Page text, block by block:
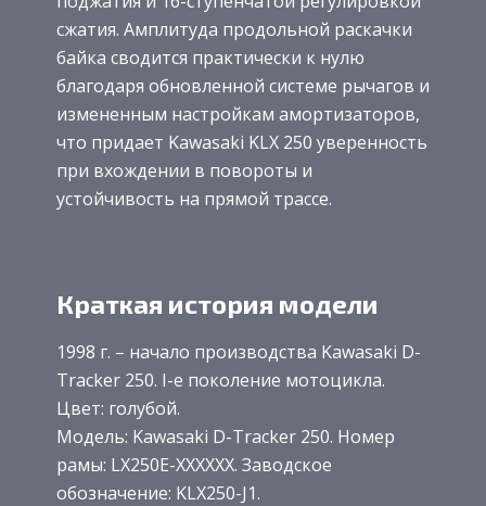
сжатия. Амплитуда продольной раскачки
байка сводится практически к нулю
благодаря обновленной системе рычагов и
измененным настройкам амортизаторов,
что придает Kawasaki KLX 250 уверенность
при вхождении в повороты и
устойчивость на прямой трассе.
Краткая история модели
1998 г. – начало производства Kawasaki D-
Tracker 250. I-е поколение мотоцикла.
Цвет: голубой.
Модель: Kawasaki D-Tracker 250. Номер
рамы: LX250E-XXXXXX. Заводское
обозначение: KLX250-J1.